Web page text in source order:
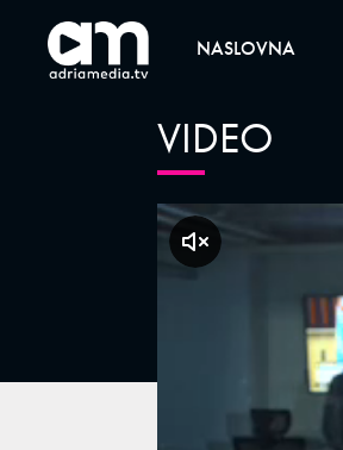
NASLOVNA
VIDEO
klikni za zvuk